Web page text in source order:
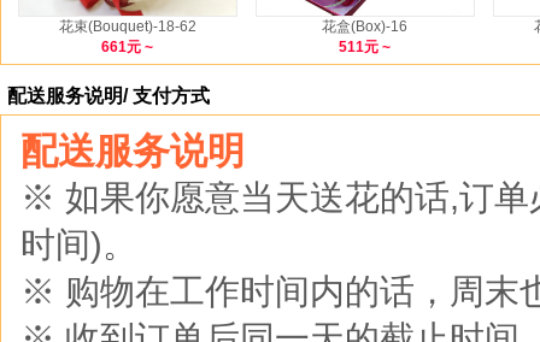
花束(Bouquet)-18-62
661元 ~
花盒(Box)-16
511元 ~
配送服务说明/ 支付方式
配送服务说明
※ 如果你愿意当天送花的话,订
时间)。
※ 购物在工作时间内的话，周末